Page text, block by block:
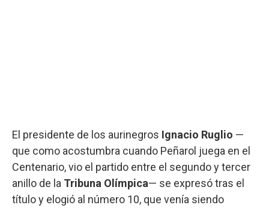
El presidente de los aurinegros Ignacio Ruglio —
que como acostumbra cuando Peñarol juega en el
Centenario, vio el partido entre el segundo y tercer
anillo de la Tribuna Olímpica— se expresó tras el
título y elogió al número 10, que venía siendo